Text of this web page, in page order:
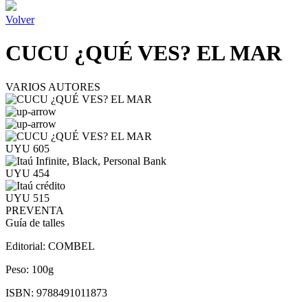
Volver
CUCU ¿QUÉ VES? EL MAR
VARIOS AUTORES
UYU 605
UYU 454
UYU 515
PREVENTA
Guía de talles
Editorial: COMBEL
Peso: 100g
ISBN: 9788491011873